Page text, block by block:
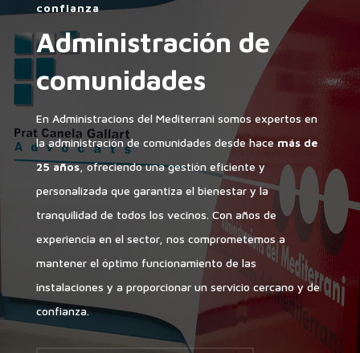
confianza
Administración de
comunidades
En Administracions del Mediterrani somos expertos en
la administración de comunidades desde hace más de
25 años, ofreciendo una gestión eficiente y
personalizada que garantiza el bienestar y la
tranquilidad de todos los vecinos. Con años de
experiencia en el sector, nos comprometemos a
mantener el óptimo funcionamiento de las
instalaciones y a proporcionar un servicio cercano y de
confianza.